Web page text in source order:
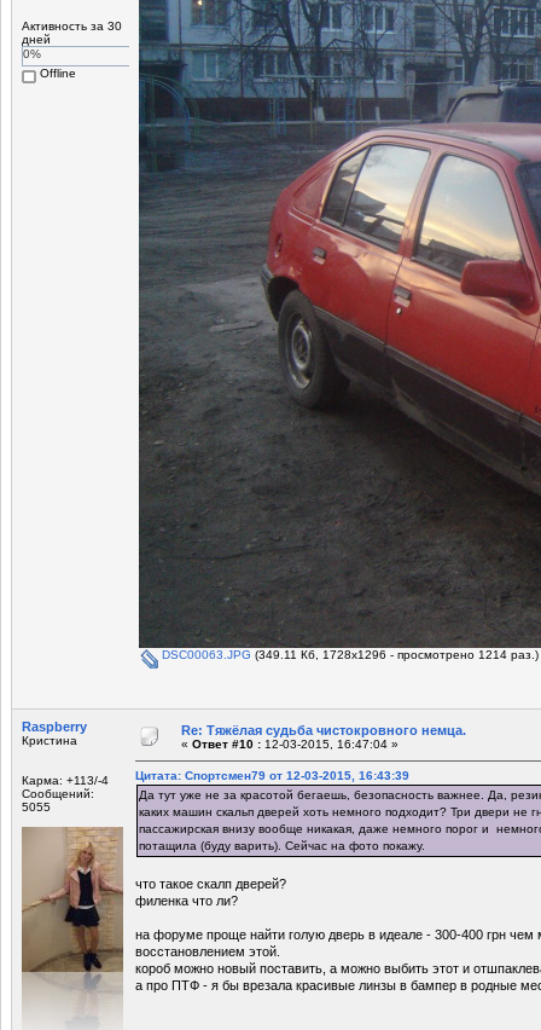
Активность за 30
дней
0%
Offline
DSC00063.JPG (349.11 Кб, 1728x1296 - просмотрено 1214 раз.)
Raspberry
Кристина
Карма: +113/-4
Сообщений:
5055
Re: Тяжёлая судьба чистокровного немца.
« Ответ #10 : 12-03-2015, 16:47:04 »
Цитата: Спортсмен79 от 12-03-2015, 16:43:39
Да тут уже не за красотой бегаешь, безопасность важнее. Да,
каких машин скальп дверей хоть немного подходит? Три двери не
пассажирская внизу вообще никакая, даже немного порог и
потащила (буду варить). Сейчас на фото покажу.
что такое скалп дверей?
филенка что ли?
на форуме проще найти голую дверь в идеале - 300-400 грн чем
восстановлением этой.
короб можно новый поставить, а можно выбить этот и
а про ПТФ - я бы врезала красивые линзы в бампер в родные